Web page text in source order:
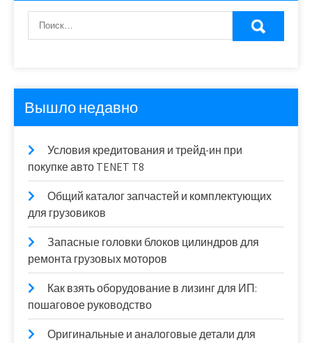
Вышло недавно
Условия кредитования и трейд-ин при
покупке авто TENET T8
Общий каталог запчастей и комплектующих
для грузовиков
Запасные головки блоков цилиндров для
ремонта грузовых моторов
Как взять оборудование в лизинг для ИП:
пошаговое руководство
Оригинальные и аналоговые детали для